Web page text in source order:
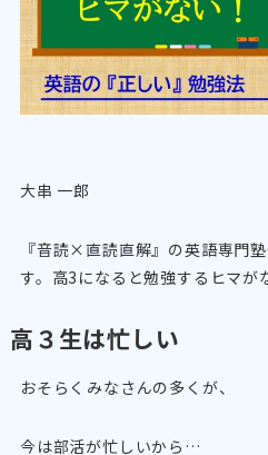
大串 一郎
『音読×直読直解』の英語専門
す。高3になると勉強するヒマが
高３生は忙しい
おそらくみなさんの多くが、
今は部活が忙しいから…